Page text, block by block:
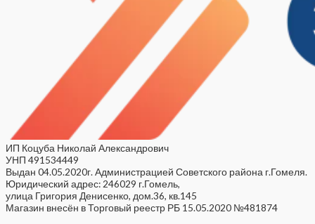
ИП Коцуба Николай Александрович
УНП 491534449
Выдан 04.05.2020г. Администрацией Советского района г.Гомеля.
Юридический адрес: 246029 г.Гомель,
улица Григория Денисенко, дом.36, кв.145
Магазин внесён в Торговый реестр РБ 15.05.2020 №481874